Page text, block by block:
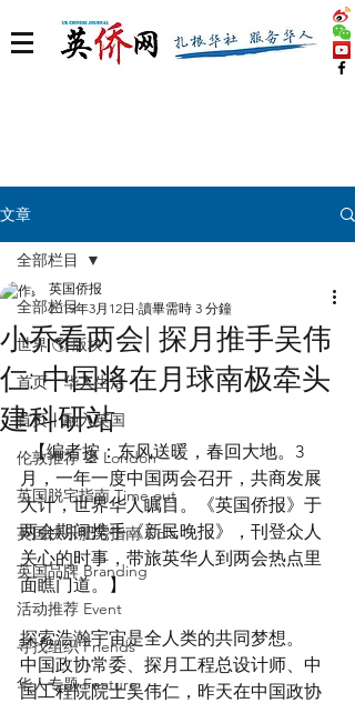
文章
全部栏目
世界 🌎 版块
首页丨华人生活
首页丨融入英国
伦敦推荐 🎡 London
英国脱宅指南 Time out
英国快乐肥宅指南 Cola
英国品牌 Branding
活动推荐 Event
寻找组织 Friends
华人专题 Feature
全部栏目
小乔看两会| 探月推手吴伟
仁: 中国将在月球南极牵头
建科研站
英国侨报
2019年3月12日 讀畢需時 3 分鐘
  【编者按：东风送暖，春回大地。3
月，一年一度中国两会召开，共商发展
大计，世界华人瞩目。《英国侨报》于
两会期间携手《新民晚报》，刊登众人
关心的时事，带旅英华人到两会热点里
面瞧门道。】
探索浩瀚宇宙是全人类的共同梦想。
中国政协常委、探月工程总设计师、中
国工程院院士吴伟仁，昨天在中国政协